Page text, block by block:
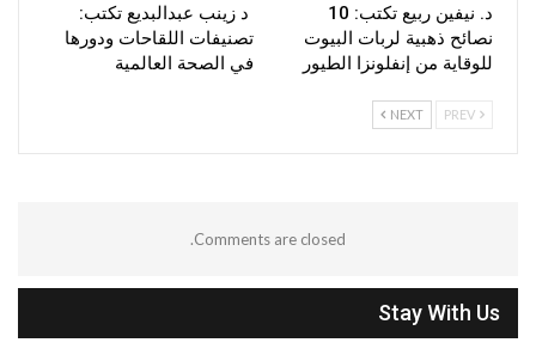
د. نيفين ربيع تكتب: 10
نصائح ذهبية لربات البيوت
للوقاية من إنفلونزا الطيور
د زينب عبدالبديع تكتب:
تصنيفات اللقاحات ودورها
في الصحة العالمية
NEXT
Comments are closed.
Stay With Us